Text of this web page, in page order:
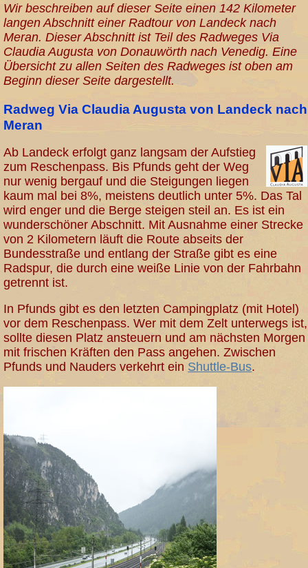
Wir beschreiben auf dieser Seite einen 142 Kilometer
langen Abschnitt einer Radtour von Landeck nach
Meran. Dieser Abschnitt ist Teil des Radweges Via
Claudia Augusta von Donauwörth nach Venedig. Eine
Übersicht zu allen Seiten des Radweges ist oben am
Beginn dieser Seite dargestellt.
Radweg Via Claudia Augusta von Landeck nach
Meran
Ab Landeck erfolgt ganz langsam der Aufstieg
zum Reschenpass. Bis Pfunds geht der Weg
nur wenig bergauf und die Steigungen liegen
kaum mal bei 8%, meistens deutlich unter 5%. Das Tal
wird enger und die Berge steigen steil an. Es ist ein
wunderschöner Abschnitt. Mit Ausnahme einer Strecke
von 2 Kilometern läuft die Route abseits der
Bundesstraße und entlang der Straße gibt es eine
Radspur, die durch eine weiße Linie von der Fahrbahn
getrennt ist.
In Pfunds gibt es den letzten Campingplatz (mit Hotel)
vor dem Reschenpass. Wer mit dem Zelt unterwegs ist,
sollte diesen Platz ansteuern und am nächsten Morgen
mit frischen Kräften den Pass angehen. Zwischen
Pfunds und Nauders verkehrt ein Shuttle-Bus.